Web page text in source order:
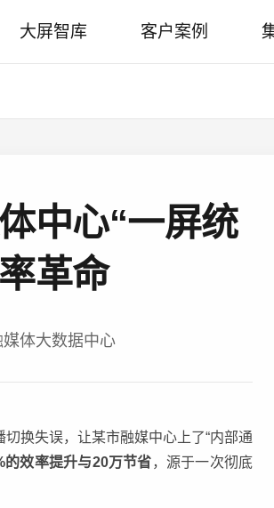
大屏智库 客户案例
中心“一屏统
革命
体大数据中心
换失误，让某市融媒中心上了“内部通
的效率提升与20万节省，源于一次彻底